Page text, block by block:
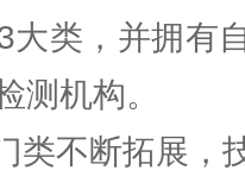
大类，并拥有
测机构。
类不断拓展，